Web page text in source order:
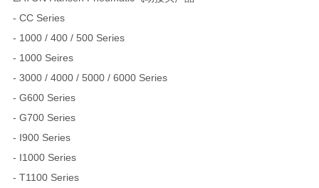
- CC Series
- 1000 / 400 / 500 Series
- 1000 Seires
- 3000 / 4000 / 5000 / 6000 Series
- G600 Series
- G700 Series
- I900 Series
- I1000 Series
- T1100 Series